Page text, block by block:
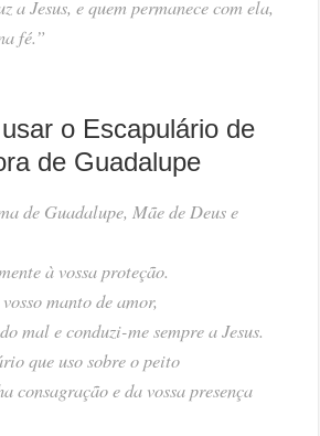
a Jesus, e quem permanece com ela,
fé.”
o Escapulário de
de Guadalupe
de Guadalupe, Mãe de Deus e
à vossa proteção.
manto de amor,
mal e conduzi-me sempre a Jesus.
que uso sobre o peito
consagração e da vossa presença